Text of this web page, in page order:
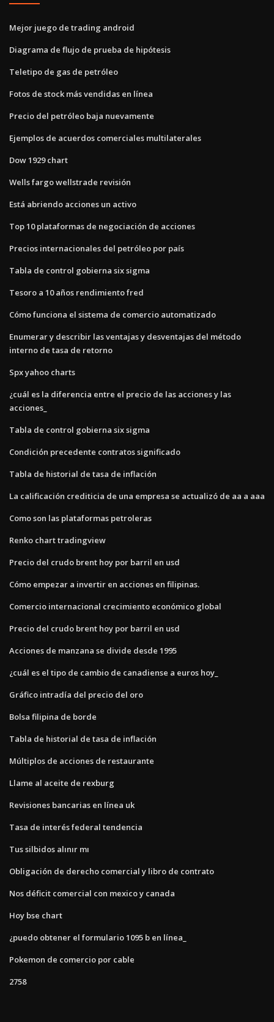
Mejor juego de trading android
Diagrama de flujo de prueba de hipótesis
Teletipo de gas de petróleo
Fotos de stock más vendidas en línea
Precio del petróleo baja nuevamente
Ejemplos de acuerdos comerciales multilaterales
Dow 1929 chart
Wells fargo wellstrade revisión
Está abriendo acciones un activo
Top 10 plataformas de negociación de acciones
Precios internacionales del petróleo por país
Tabla de control gobierna six sigma
Tesoro a 10 años rendimiento fred
Cómo funciona el sistema de comercio automatizado
Enumerar y describir las ventajas y desventajas del método
interno de tasa de retorno
Spx yahoo charts
¿cuál es la diferencia entre el precio de las acciones y las
acciones_
Tabla de control gobierna six sigma
Condición precedente contratos significado
Tabla de historial de tasa de inflación
La calificación crediticia de una empresa se actualizó de aa a aaa
Como son las plataformas petroleras
Renko chart tradingview
Precio del crudo brent hoy por barril en usd
Cómo empezar a invertir en acciones en filipinas.
Comercio internacional crecimiento económico global
Precio del crudo brent hoy por barril en usd
Acciones de manzana se divide desde 1995
¿cuál es el tipo de cambio de canadiense a euros hoy_
Gráfico intradía del precio del oro
Bolsa filipina de borde
Tabla de historial de tasa de inflación
Múltiplos de acciones de restaurante
Llame al aceite de rexburg
Revisiones bancarias en línea uk
Tasa de interés federal tendencia
Tus silbidos alınır mı
Obligación de derecho comercial y libro de contrato
Nos déficit comercial con mexico y canada
Hoy bse chart
¿puedo obtener el formulario 1095 b en línea_
Pokemon de comercio por cable
2758